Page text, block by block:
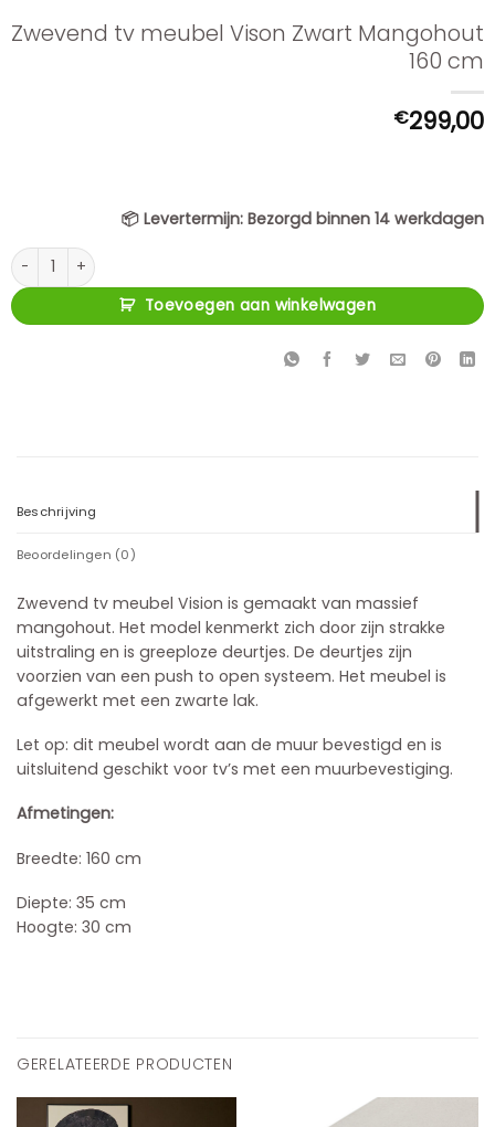
Zwevend tv meubel Vison Zwart Mangohout
160 cm
€299,00
📦 Levertermijn: Bezorgd binnen 14 werkdagen
Zwevend tv meubel Vison Zwart Mangohout 160 cm aantal
Toevoegen aan winkelwagen
Beschrijving
Beoordelingen (0)
Zwevend tv meubel Vision is gemaakt van massief
mangohout. Het model kenmerkt zich door zijn strakke
uitstraling en is greeploze deurtjes. De deurtjes zijn
voorzien van een push to open systeem. Het meubel is
afgewerkt met een zwarte lak.
Let op: dit meubel wordt aan de muur bevestigd en is
uitsluitend geschikt voor tv’s met een muurbevestiging.
Afmetingen:
Breedte: 160 cm
Diepte: 35 cm
Hoogte: 30 cm
GERELATEERDE PRODUCTEN